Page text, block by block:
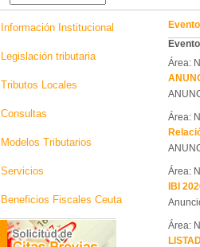
Información Institucional
Legislación tributaria
Tributos Locales
Consultas
Modelos Tributarios
Servicios
Beneficios Fiscales Ceuta
Área:
Área:
Área:
IBI
Área: